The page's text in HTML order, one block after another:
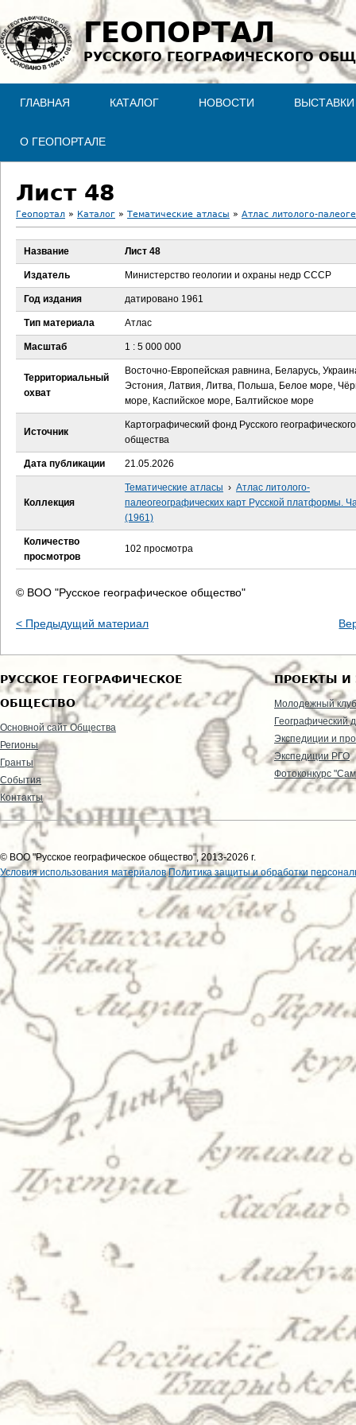
Jump to navigation
ГЕОПОРТАЛ
РУССКОГО ГЕОГРАФИЧЕСКОГО
ГЛАВНАЯ КАТАЛОГ НОВОСТИ ВЫСТАВКИ
О ГЕОПОРТАЛЕ
Лист 48
В
ы
д
е
с
ь
Геопортал » Каталог » Тематические атласы » Атлас литолого-
Название Лист 48
Издатель Министерство геологии и охраны недр СССР
Год издания датировано 1961
Тип материала Атлас
Масштаб 1 : 5 000 000
Территориальный
охват
Восточно-Европейская равнина, Беларусь,
Эстония, Латвия, Литва, Польша, Белое море,
море, Каспийское море, Балтийское море
Источник
Картографический фонд Русского географического
общества
Дата публикации 21.05.2026
Коллекция
Тематические атласы › Атлас литолого-
палеогеографических карт Русской платформы.
(1961)
Количество
просмотров
102 просмотра
© ВОО "Русское географическое общество"
< Предыдущий материал
РУССКОЕ ГЕОГРАФИЧЕСКОЕ
ОБЩЕСТВО
Основной сайт Общества
Регионы
Гранты
События
Контакты
ПРОЕКТЫ И
Молодежный клуб
Географический
Экспедиции и
Экспедиции РГО
Фотоконкурс
© ВОО "Русское географическое общество", 2013-2026 г.
Условия использования материалов Политика защиты и обработки